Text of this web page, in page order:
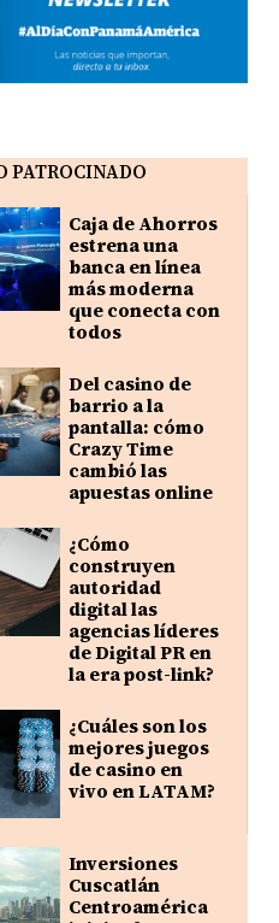
PATROCINADO
Caja de Ahorros
estrena una
banca en línea
más moderna
que conecta con
todos
Del casino de
barrio a la
pantalla: cómo
Crazy Time
cambió las
apuestas online
¿Cómo
construyen
autoridad
digital las
agencias líderes
de Digital PR en
la era post-link?
¿Cuáles son los
mejores juegos
de casino en
vivo en LATAM?
Inversiones
Cuscatlán
Centroamérica